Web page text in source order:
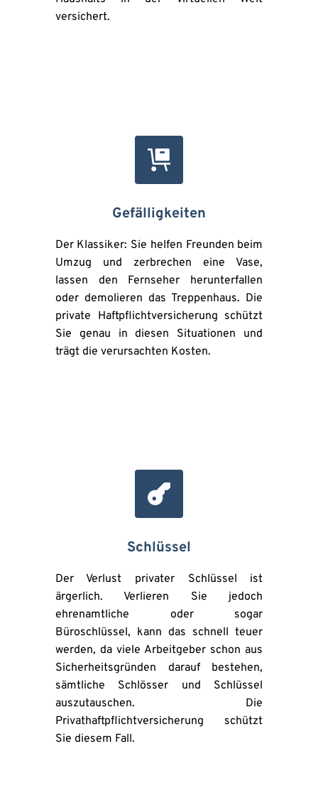
versichert.
Gefälligkeiten
Der Klassiker: Sie helfen Freunden beim
Umzug und zerbrechen eine Vase,
lassen den Fernseher herunterfallen
oder demolieren das Treppenhaus. Die
private Haftpflichtversicherung schützt
Sie genau in diesen Situationen und
trägt die verursachten Kosten.
Schlüssel
Der Verlust privater Schlüssel ist
ärgerlich. Verlieren Sie jedoch
ehrenamtliche oder sogar
Büroschlüssel, kann das schnell teuer
werden, da viele Arbeitgeber schon aus
Sicherheitsgründen darauf bestehen,
sämtliche Schlösser und Schlüssel
auszutauschen. Die
Privathaftpflichtversicherung schützt
Sie diesem Fall.